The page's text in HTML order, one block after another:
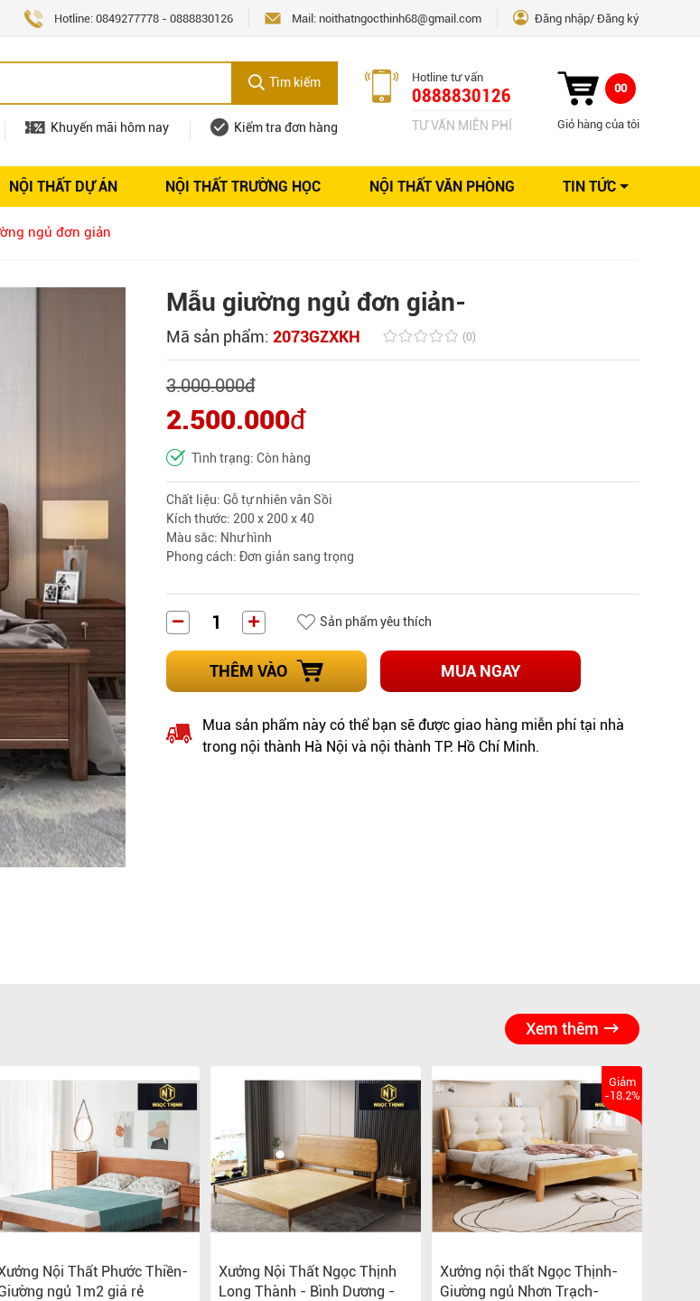
Hotline: 0849277778 - 0888830126 Mail: noithatngocthinh68@gmail.com Đăng nhập Đăng ký
Tìm kiếm
Khuyến mãi hôm nay Kiểm tra đơn hàng
Hotline tư vấn
0888830126
TƯ VẤN MIỄN PHÍ
00
Giỏ hàng của tôi
NỘI THẤT DỰ ÁN NỘI THẤT TRƯỜNG HỌC NỘI THẤT VĂN PHÒNG TIN TỨC
Giải pháp thiết kế
ngủ đơn giản
Mẫu giường ngủ đơn giản-
Mã sản phẩm:2073GZXKH (0)
3.000.000đ
2.500.000đ
Tình trạng: Còn hàng
Chất liệu: Gỗ tự nhiên vân Sồi
Kích thước: 200 x 200 x 40
Màu sắc: Như hình
Phong cách: Đơn giản sang trọng
Sản phẩm yêu thích
THÊM VÀO MUA NGAY
Mua sản phẩm này có thể bạn sẽ được giao hàng miễn phí tại nhà
trong nội thành Hà Nội và nội thành TP. Hồ Chí Minh.
Xem thêm
Nội Thất Phước Thiền-
ngủ 1m2 giá rẻ
Xưởng Nội Thất Ngọc Thịnh
Long Thành - Bình Dương -
Giảm
-18.2%
Xưởng nội thất Ngọc Thịnh-
Giường ngủ Nhơn Trạch-